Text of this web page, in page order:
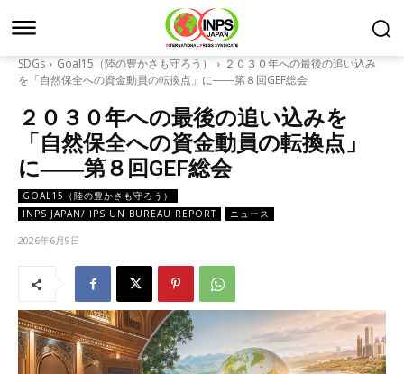
SDGs Goal15（陸の豊かさも守ろう）
２０３０年への最後の追い込み
を「自然保全への資金動員の転換点」に――第８回GEF総会
２０３０年への最後の追い込みを
「自然保全への資金動員の転換点」
に――第８回GEF総会
GOAL15（陸の豊かさも守ろう）
INPS JAPAN/ IPS UN BUREAU REPORT
ニュース
2026年6月9日